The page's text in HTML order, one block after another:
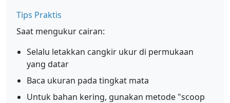
Tips Praktis
Saat mengukur cairan:
Selalu letakkan cangkir ukur di permukaan
yang datar
Baca ukuran pada tingkat mata
Untuk bahan kering, gunakan metode "scoop